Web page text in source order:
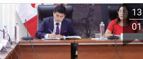
13
01